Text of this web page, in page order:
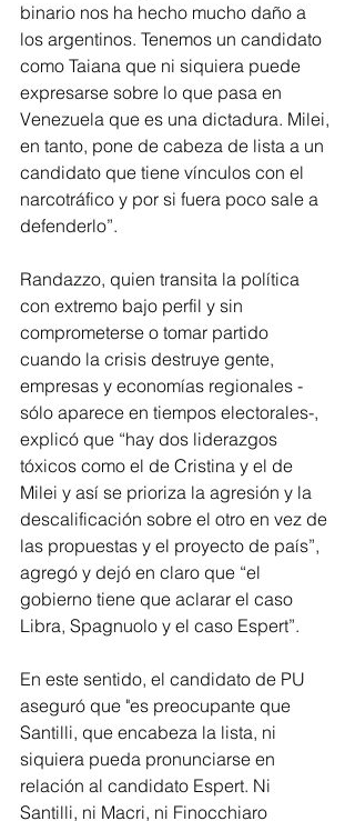
binario nos ha hecho mucho daño a
los argentinos. Tenemos un candidato
como Taiana que ni siquiera puede
expresarse sobre lo que pasa en
Venezuela que es una dictadura. Milei,
en tanto, pone de cabeza de lista a un
candidato que tiene vínculos con el
narcotráfico y por si fuera poco sale a
defenderlo”.
Randazzo, quien transita la política
con extremo bajo perfil y sin
comprometerse o tomar partido
cuando la crisis destruye gente,
empresas y economías regionales -
sólo aparece en tiempos electorales-,
explicó que “hay dos liderazgos
tóxicos como el de Cristina y el de
Milei y así se prioriza la agresión y la
descalificación sobre el otro en vez de
las propuestas y el proyecto de país”,
agregó y dejó en claro que “el
gobierno tiene que aclarar el caso
Libra, Spagnuolo y el caso Espert”.
En este sentido, el candidato de PU
aseguró que "es preocupante que
Santilli, que encabeza la lista, ni
siquiera pueda pronunciarse en
relación al candidato Espert. Ni
Santilli, ni Macri, ni Finocchiaro